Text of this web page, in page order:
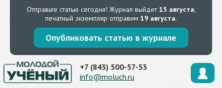
Отправьте статью сегодня! Журнал выйдет15 августа,
печатный экземпляр отправим 19 августа.
Опубликовать статью в журнале
+7 (843) 500-57-53
info@moluch.ru